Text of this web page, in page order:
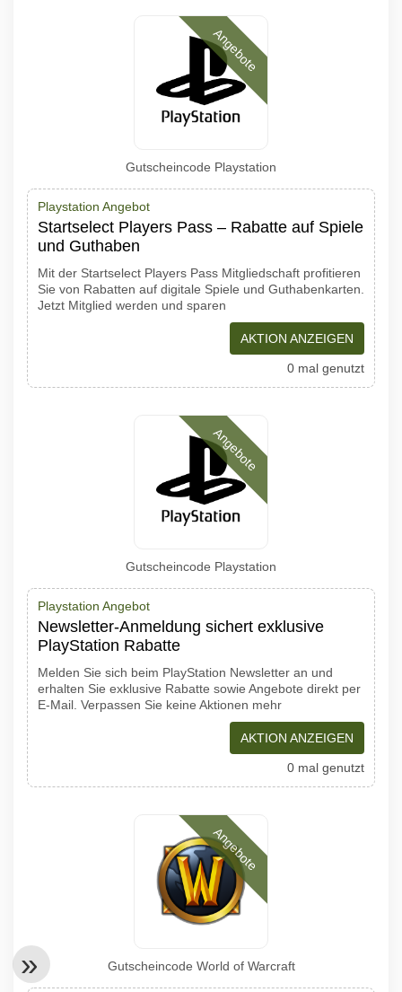
Angebote
Gutscheincode Playstation
Playstation Angebot
Startselect Players Pass – Rabatte auf Spiele
und Guthaben
Mit der Startselect Players Pass Mitgliedschaft profitieren
Sie von Rabatten auf digitale Spiele und Guthabenkarten.
Jetzt Mitglied werden und sparen
AKTION ANZEIGEN
0 mal genutzt
Angebote
Gutscheincode Playstation
Playstation Angebot
Newsletter-Anmeldung sichert exklusive
PlayStation Rabatte
Melden Sie sich beim PlayStation Newsletter an und
erhalten Sie exklusive Rabatte sowie Angebote direkt per
E-Mail. Verpassen Sie keine Aktionen mehr
AKTION ANZEIGEN
0 mal genutzt
Angebote
Gutscheincode World of Warcraft